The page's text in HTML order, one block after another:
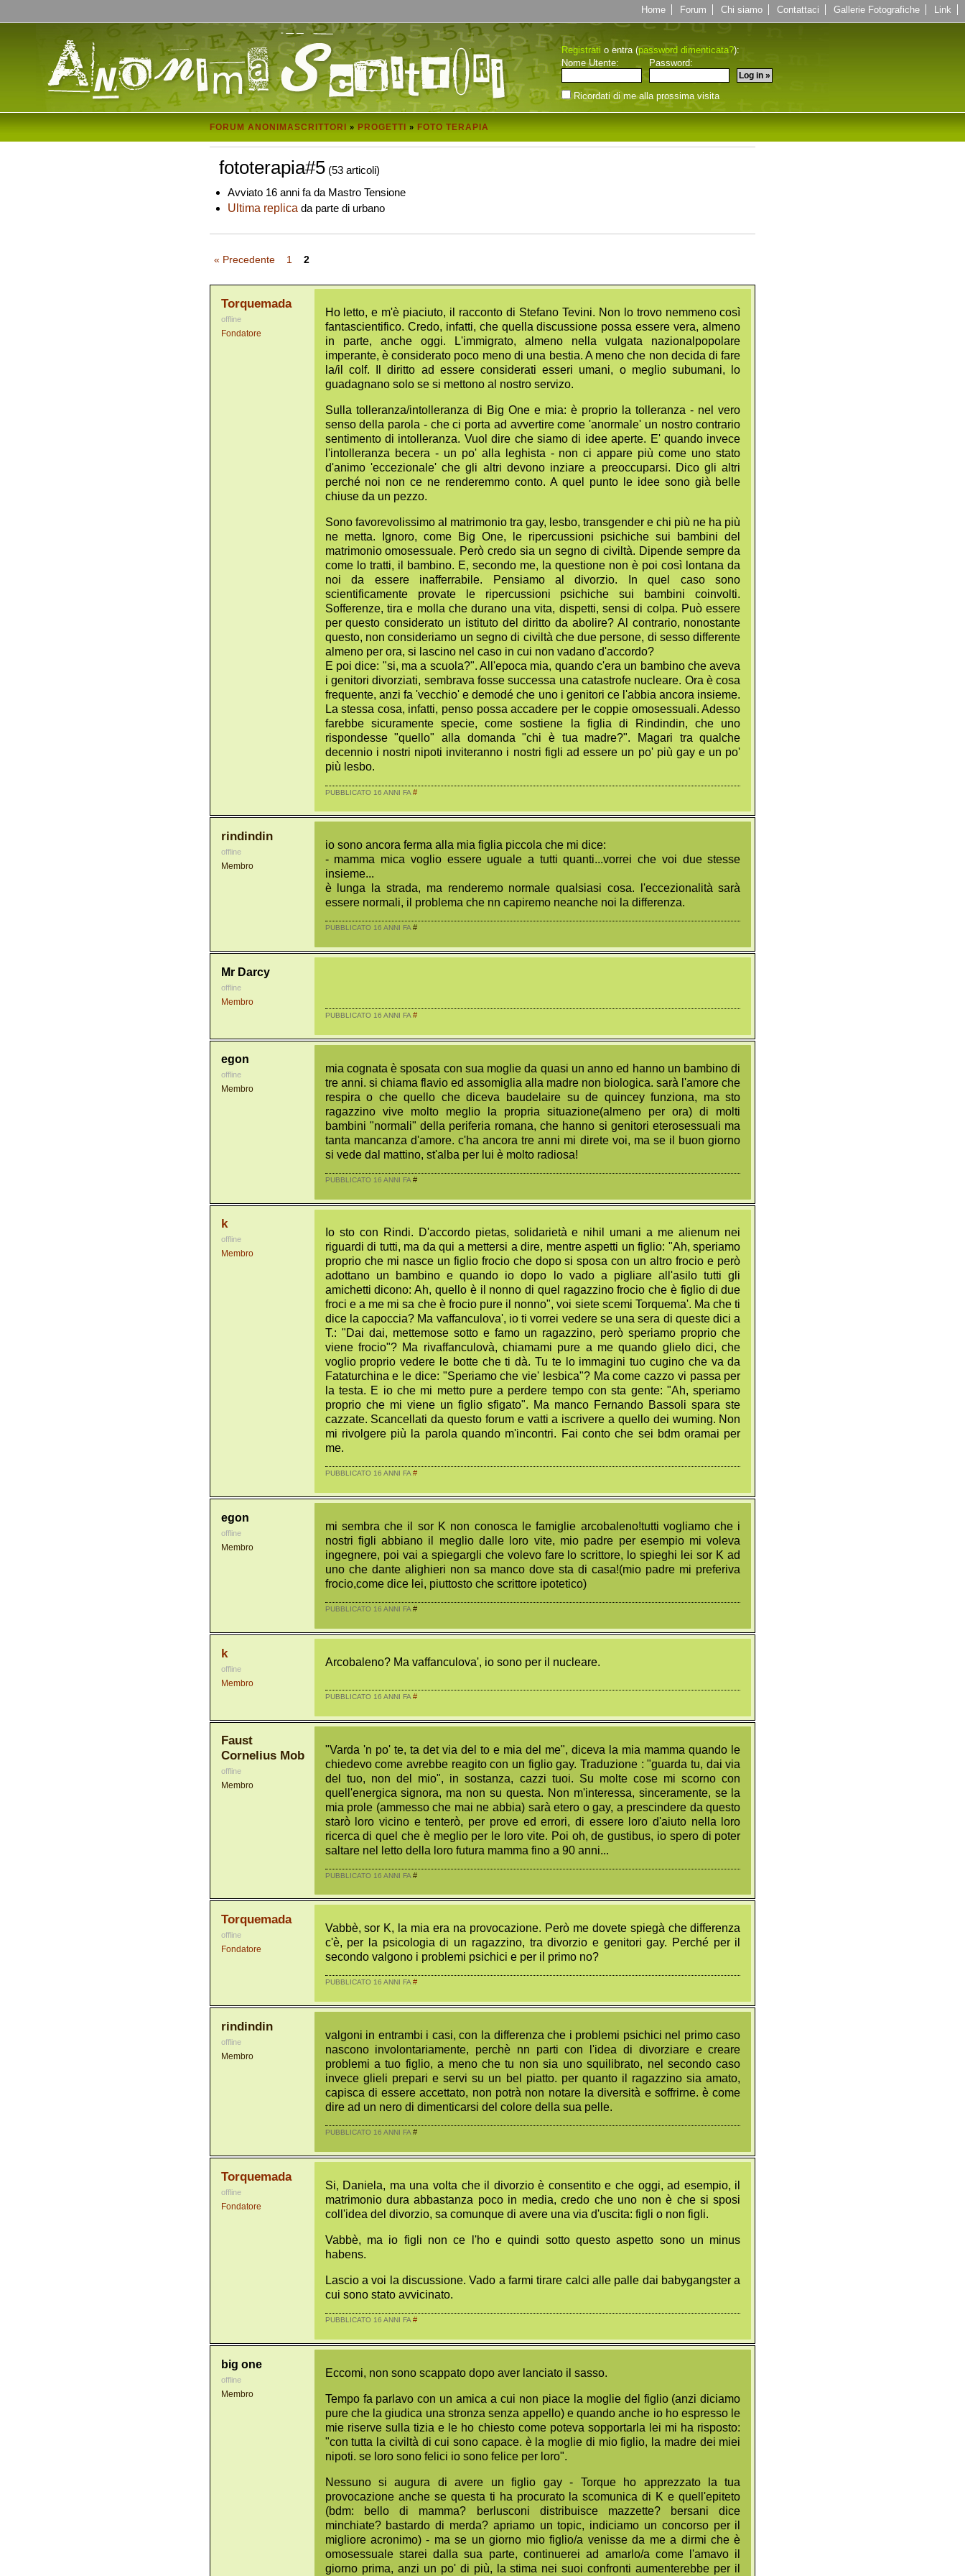
Home Forum Chi siamo Contattaci Gallerie Fotografiche Link
Registrati o entra (password dimenticata?):
Nome Utente: Password:
Ricordati di me alla prossima visita
FORUM ANONIMASCRITTORI » PROGETTI » FOTO TERAPIA
fototerapia#5 (53 articoli)
Avviato 16 anni fa da Mastro Tensione
Ultima replica da parte di urbano
« Precedente 1 2
Torquemada
offline
Fondatore
Ho letto, e m'è piaciuto, il racconto di Stefano Tevini. Non lo trovo nemmeno così
fantascientifico. Credo, infatti, che quella discussione possa essere vera, almeno
in parte, anche oggi. L'immigrato, almeno nella vulgata nazionalpopolare
imperante, è considerato poco meno di una bestia. A meno che non decida di fare
la/il colf. Il diritto ad essere considerati esseri umani, o meglio subumani, lo
guadagnano solo se si mettono al nostro servizo.
Sulla tolleranza/intolleranza di Big One e mia: è proprio la tolleranza - nel vero
senso della parola - che ci porta ad avvertire come 'anormale' un nostro contrario
sentimento di intolleranza. Vuol dire che siamo di idee aperte. E' quando invece
l'intolleranza becera - un po' alla leghista - non ci appare più come uno stato
d'animo 'eccezionale' che gli altri devono inziare a preoccuparsi. Dico gli altri
perché noi non ce ne renderemmo conto. A quel punto le idee sono già belle
chiuse da un pezzo.
Sono favorevolissimo al matrimonio tra gay, lesbo, transgender e chi più ne ha più
ne metta. Ignoro, come Big One, le ripercussioni psichiche sui bambini del
matrimonio omosessuale. Però credo sia un segno di civiltà. Dipende sempre da
come lo tratti, il bambino. E, secondo me, la questione non è poi così lontana da
noi da essere inafferrabile. Pensiamo al divorzio. In quel caso sono
scientificamente provate le ripercussioni psichiche sui bambini coinvolti.
Sofferenze, tira e molla che durano una vita, dispetti, sensi di colpa. Può essere
per questo considerato un istituto del diritto da abolire? Al contrario, nonostante
questo, non consideriamo un segno di civiltà che due persone, di sesso differente
almeno per ora, si lascino nel caso in cui non vadano d'accordo?
E poi dice: "si, ma a scuola?". All'epoca mia, quando c'era un bambino che aveva
i genitori divorziati, sembrava fosse successa una catastrofe nucleare. Ora è cosa
frequente, anzi fa 'vecchio' e demodé che uno i genitori ce l'abbia ancora insieme.
La stessa cosa, infatti, penso possa accadere per le coppie omosessuali. Adesso
farebbe sicuramente specie, come sostiene la figlia di Rindindin, che uno
rispondesse "quello" alla domanda "chi è tua madre?". Magari tra qualche
decennio i nostri nipoti inviteranno i nostri figli ad essere un po' più gay e un po'
più lesbo.
PUBBLICATO 16 ANNI FA #
rindindin
offline
Membro
io sono ancora ferma alla mia figlia piccola che mi dice:
- mamma mica voglio essere uguale a tutti quanti...vorrei che voi due stesse
insieme...
è lunga la strada, ma renderemo normale qualsiasi cosa. l'eccezionalità sarà
essere normali, il problema che nn capiremo neanche noi la differenza.
PUBBLICATO 16 ANNI FA#
Mr Darcy
offline
Membro
PUBBLICATO 16 ANNI FA #
egon
offline
Membro
mia cognata è sposata con sua moglie da quasi un anno ed hanno un bambino di
tre anni. si chiama flavio ed assomiglia alla madre non biologica. sarà l'amore che
respira o che quello che diceva baudelaire su de quincey funziona, ma sto
ragazzino vive molto meglio la propria situazione(almeno per ora) di molti
bambini "normali" della periferia romana, che hanno si genitori eterosessuali ma
tanta mancanza d'amore. c'ha ancora tre anni mi direte voi, ma se il buon giorno
si vede dal mattino, st'alba per lui è molto radiosa!
PUBBLICATO 16 ANNI FA #
k
offline
Membro
Io sto con Rindi. D'accordo pietas, solidarietà e nihil umani a me alienum nei
riguardi di tutti, ma da qui a mettersi a dire, mentre aspetti un figlio: "Ah, speriamo
proprio che mi nasce un figlio frocio che dopo si sposa con un altro frocio e però
adottano un bambino e quando io dopo lo vado a pigliare all'asilo tutti gli
amichetti dicono: Ah, quello è il nonno di quel ragazzino frocio che è figlio di due
froci e a me mi sa che è frocio pure il nonno", voi siete scemi Torquema'. Ma che ti
dice la capoccia? Ma vaffanculova', io ti vorrei vedere se una sera di queste dici a
T.: "Dai dai, mettemose sotto e famo un ragazzino, però speriamo proprio che
viene frocio"? Ma rivaffanculovà, chiamami pure a me quando glielo dici, che
voglio proprio vedere le botte che ti dà. Tu te lo immagini tuo cugino che va da
Fataturchina e le dice: "Speriamo che vie' lesbica"? Ma come cazzo vi passa per
la testa. E io che mi metto pure a perdere tempo con sta gente: "Ah, speriamo
proprio che mi viene un figlio sfigato". Ma manco Fernando Bassoli spara ste
cazzate. Scancellati da questo forum e vatti a iscrivere a quello dei wuming. Non
mi rivolgere più la parola quando m'incontri. Fai conto che sei bdm oramai per
me.
PUBBLICATO 16 ANNI FA#
egon
offline
Membro
mi sembra che il sor K non conosca le famiglie arcobaleno!tutti vogliamo che i
nostri figli abbiano il meglio dalle loro vite, mio padre per esempio mi voleva
ingegnere, poi vai a spiegargli che volevo fare lo scrittore, lo spieghi lei sor K ad
uno che dante alighieri non sa manco dove sta di casa!(mio padre mi preferiva
frocio,come dice lei, piuttosto che scrittore ipotetico)
PUBBLICATO 16 ANNI FA#
k
offline
Membro
Arcobaleno? Ma vaffanculova', io sono per il nucleare.
PUBBLICATO 16 ANNI FA #
Faust
Cornelius Mob
offline
Membro
"Varda 'n po' te, ta det via del to e mia del me", diceva la mia mamma quando le
chiedevo come avrebbe reagito con un figlio gay. Traduzione : "guarda tu, dai via
del tuo, non del mio", in sostanza, cazzi tuoi. Su molte cose mi scorno con
quell'energica signora, ma non su questa. Non m'interessa, sinceramente, se la
mia prole (ammesso che mai ne abbia) sarà etero o gay, a prescindere da questo
starò loro vicino e tenterò, per prove ed errori, di essere loro d'aiuto nella loro
ricerca di quel che è meglio per le loro vite. Poi oh, de gustibus, io spero di poter
saltare nel letto della loro futura mamma fino a 90 anni...
PUBBLICATO 16 ANNI FA #
Torquemada
offline
Fondatore
Vabbè, sor K, la mia era na provocazione. Però me dovete spiegà che differenza
c'è, per la psicologia di un ragazzino, tra divorzio e genitori gay. Perché per il
secondo valgono i problemi psichici e per il primo no?
PUBBLICATO 16 ANNI FA#
rindindin
offline
Membro
valgoni in entrambi i casi, con la differenza che i problemi psichici nel primo caso
nascono involontariamente, perchè nn parti con l'idea di divorziare e creare
problemi a tuo figlio, a meno che tu non sia uno squilibrato, nel secondo caso
invece glieli prepari e servi su un bel piatto. per quanto il ragazzino sia amato,
capisca di essere accettato, non potrà non notare la diversità e soffrirne. è come
dire ad un nero di dimenticarsi del colore della sua pelle.
PUBBLICATO 16 ANNI FA#
Torquemada
offline
Fondatore
Si, Daniela, ma una volta che il divorzio è consentito e che oggi, ad esempio, il
matrimonio dura abbastanza poco in media, credo che uno non è che si sposi
coll'idea del divorzio, sa comunque di avere una via d'uscita: figli o non figli.
Vabbè, ma io figli non ce l'ho e quindi sotto questo aspetto sono un minus
habens.
Lascio a voi la discussione. Vado a farmi tirare calci alle palle dai babygangster a
cui sono stato avvicinato.
PUBBLICATO 16 ANNI FA#
big one
offline
Membro
Eccomi, non sono scappato dopo aver lanciato il sasso.
Tempo fa parlavo con un amica a cui non piace la moglie del figlio (anzi diciamo
pure che la giudica una stronza senza appello) e quando anche io ho espresso le
mie riserve sulla tizia e le ho chiesto come poteva sopportarla lei mi ha risposto:
"con tutta la civiltà di cui sono capace. è la moglie di mio figlio, la madre dei miei
nipoti. se loro sono felici io sono felice per loro".
Nessuno si augura di avere un figlio gay - Torque ho apprezzato la tua
provocazione anche se questa ti ha procurato la scomunica di K e quell'epiteto
(bdm: bello di mamma? berlusconi distribuisce mazzette? bersani dice
minchiate? bastardo di merda? apriamo un topic, indiciamo un concorso per il
migliore acronimo) - ma se un giorno mio figlio/a venisse da me a dirmi che è
omosessuale starei dalla sua parte, continuerei ad amarlo/a come l'amavo il
giorno prima, anzi un po' di più, la stima nei suoi confronti aumenterebbe per il